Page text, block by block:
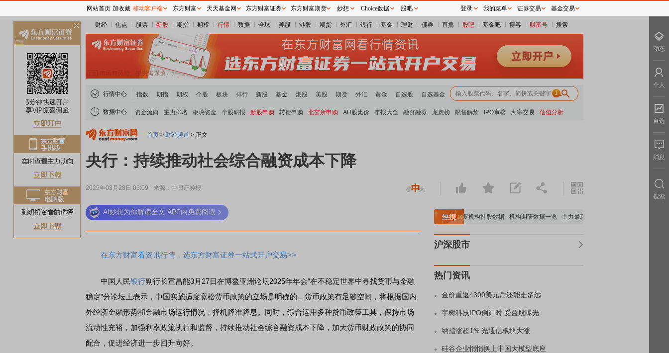
财经 焦点 股票 新股 期指 期权 行情 数据 全球 美股 港股 期货 外汇 银行 基金 理财 债券 直播 股吧 基金吧 博客 财富号 搜索
行情中心 指数 期指 期权 个股 板块 排行 新股 基金 港股 美股 期货 外汇 黄金 自选股 自选基金 1
数据中心 资金流向 主力排名 板块资金 个股研报 新股申购 转债申购 北交所申购 AH股比价 年报大全 融资融券 龙虎榜 限售解禁 IPO审核 大宗交易 估值分析
首页 > 财经频道 > 正文
央行：持续推动社会综合融资成本下降
2025年03月28日 05:09 来源：中国证券报
AI妙想为你解读全文 APP内免费阅读
在东方财富看资讯行情，选东方财富证券一站式开户交易>>
中国人民银行副行长宣昌能3月27日在博鳌亚洲论坛2025年年会“在不稳定世界中寻找货币与金融
稳定”分论坛上表示，中国实施适度宽松货币政策的立场是明确的，货币政策有足够空间，将根据国内
外经济金融形势和金融市场运行情况，择机降准降息。同时，综合运用多种货币政策工具，保持市场
流动性充裕，加强利率政策执行和监督，持续推动社会综合融资成本下降，加大货币财政政策的协同
配合，促进经济进一步回升向好。
A股估值分析全览 重要机构持股数据 机构调研数据一览 主力最新动向
沪深股市
热门资讯
金价重返4300美元后还能走多远
宇树科技IPO倒计时 受益股曝光
纳指涨超1% 光通信板块大涨
硅谷企业悄悄换上中国大模型底座
网站首页 加收藏 移动客户端 东方财富 天天基金网 东方财富证券 东方财富期货 妙想 Choice数据 股吧 登录 我的菜单 证券交易 基金交易
动态
个人
自选
消息
搜索
关